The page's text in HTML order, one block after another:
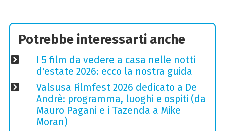
Potrebbe interessarti anche
I 5 film da vedere a casa nelle notti
d'estate 2026: ecco la nostra guida
Valsusa Filmfest 2026 dedicato a De
Andrè: programma, luoghi e ospiti (da
Mauro Pagani e i Tazenda a Mike
Moran)